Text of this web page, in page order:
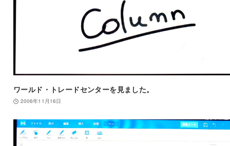
ワールド・トレードセンターを見ました。
2006年11月16日